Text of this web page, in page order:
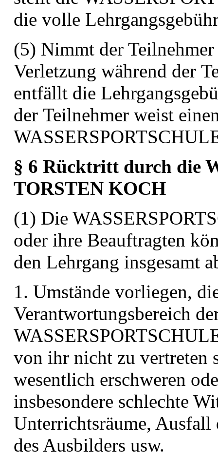
die volle
(5) Nimmt der
Verletzung während der
entfällt die
der Teilnehmer weist
§ 6 Rücktritt durch die
TORSTEN KOCH
(1) Die
oder ihre Beauftragten
den Lehrgang insgesamt
1. Umstände vorliegen,
Verantwortungsbereich
von ihr nicht zu vertreten
wesentlich erschweren
insbesondere schlechte
Unterrichtsräume,
des Ausbilders usw.